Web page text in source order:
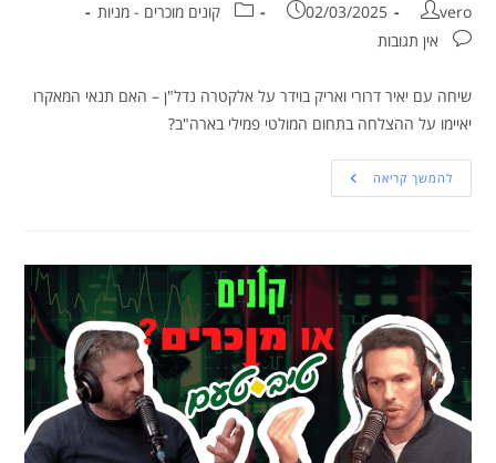
vero
02/03/2025
קונים מוכרים - מניות
אין תגובות
שיחה עם יאיר דרורי ואריק בוידר על אלקטרה נדל"ן – האם תנאי המאקרו
יאיימו על ההצלחה בתחום המולטי פמילי בארה"ב?
להמשך קריאה